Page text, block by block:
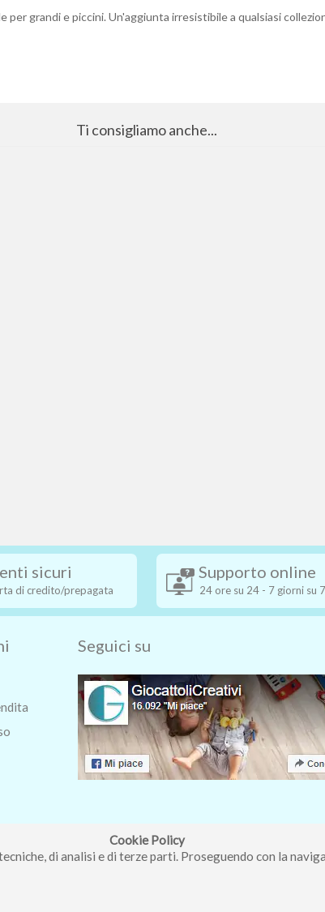
Cookie Policy
di analisi e di terze parti. Proseguendo con la
grandi e piccini. Un'aggiunta irresistibile a qualsiasi
Ti consigliamo anche...
sicuri
di credito/prepagata
Supporto online
24 ore su 24 - 7 giorni su 7
Seguici su
- Via Carlo Pisacane 9/11 57025 Piombino (LI) - P.IVA :